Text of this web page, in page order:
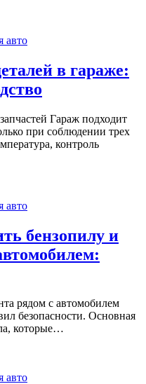
авто
в гараже:
Гараж подходит
при соблюдении трех
контроль
авто
бензопилу и
рядом с автомобилем
безопасности. Основная
которые…
авто